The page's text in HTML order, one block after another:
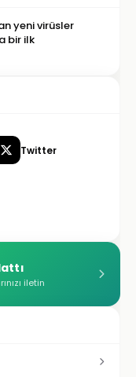
yeni virüsler
bir ilk
Twitter
iletin